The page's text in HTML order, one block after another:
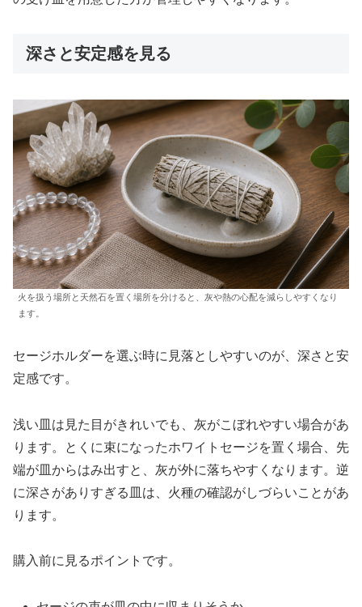
深さと安定感を見る
火を扱う場所と天然石を置く場所を分けると、灰や熱の心配を減らしやすくなり
ます。
セージホルダーを選ぶ時に見落としやすいのが、深さと安
定感です。
浅い皿は見た目がきれいでも、灰がこぼれやすい場合があ
ります。とくに束になったホワイトセージを置く場合、先
端が皿からはみ出すと、灰が外に落ちやすくなります。逆
に深さがありすぎる皿は、火種の確認がしづらいことがあ
ります。
購入前に見るポイントです。